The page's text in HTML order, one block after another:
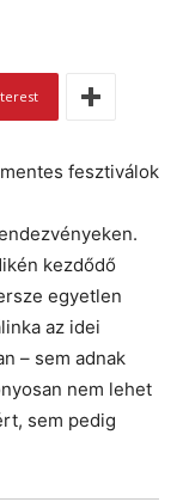
kezdődő
egyetlen
az idei
– sem adnak
nem lehet
sem pedig